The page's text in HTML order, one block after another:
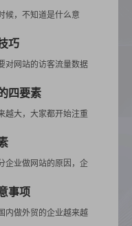
候，不知道是什么意
巧
对网站的访客流量数据
四要素
越大，大家都开始注重
企业做网站的原因，企
事项
内做外贸的企业越来越